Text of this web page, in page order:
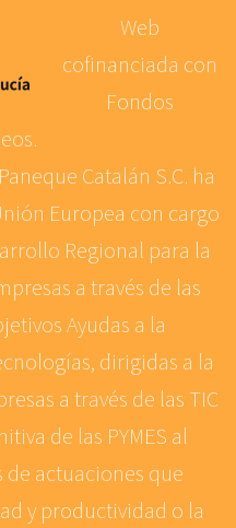
Web
cofinanciada con
Fondos
Catalán S.C. ha
Europea con cargo
Regional para la
a través de las
Ayudas a la
dirigidas a la
a través de las TIC
de las PYMES al
actuaciones que
y productividad o la